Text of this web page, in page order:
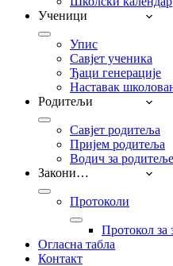
Ученици
Упис
Савјет ученика
Ђаци генерације
Наставак
Родитељи
Савјет родитеља
Пријем родитеља
Водич за родитеље
Закони…
Протоколи
Прoтокол за
Огласна табла
Контакт